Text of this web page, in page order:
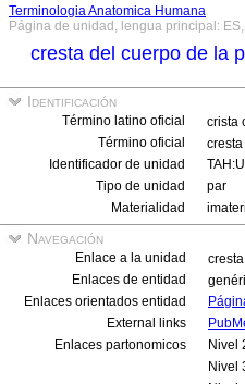
Terminologia Anatomica Humana
Página de unidad, lengua principal:
cresta del cuerpo de la
Identificación
Término latino oficial
crista
Término oficial
Identificador de unidad
Tipo de unidad
par
Materialidad
Navegación
Enlace a la unidad
Enlaces de entidad
Enlaces orientados entidad
External links
Enlaces partonomicos
Nivel
Nivel